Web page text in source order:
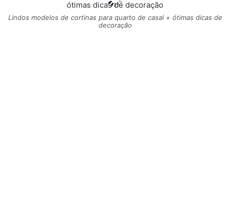
Lindos modelos de cortinas para quarto de casal + ótimas dicas de
decoração